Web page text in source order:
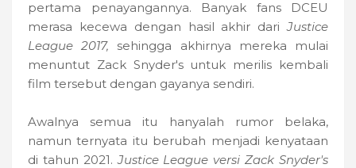
pertama penayangannya. Banyak fans DCEU
merasa kecewa dengan hasil akhir dari Justice
League 2017, sehingga akhirnya mereka mulai
menuntut Zack Snyder's untuk merilis kembali
film tersebut dengan gayanya sendiri.
Awalnya semua itu hanyalah rumor belaka,
namun ternyata itu berubah menjadi kenyataan
di tahun 2021.Justice League versi Zack Snyder's